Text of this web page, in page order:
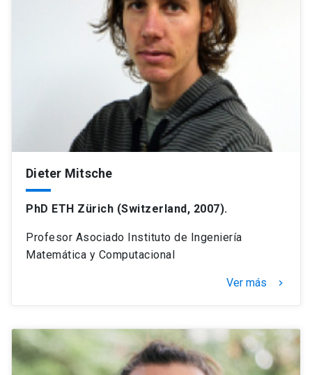
Dieter Mitsche
PhD ETH Zürich (Switzerland, 2007).
Profesor Asociado Instituto de Ingeniería
Matemática y Computacional
Ver más keyboard_arrow_right